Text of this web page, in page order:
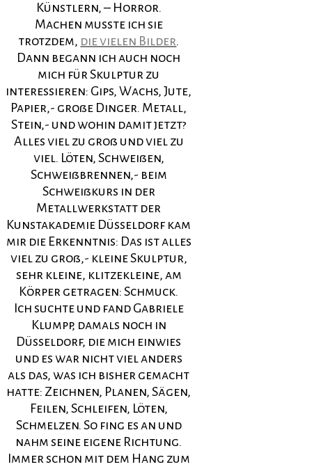
Künstlern, – Horror.
Machen musste ich sie
trotzdem, die vielen Bilder.
Dann begann ich auch noch
mich für Skulptur zu
interessieren: Gips, Wachs, Jute,
Papier,- große Dinger. Metall,
Stein,- und wohin damit jetzt?
Alles viel zu groß und viel zu
viel. Löten, Schweißen,
Schweißbrennen,- beim
Schweißkurs in der
Metallwerkstatt der
Kunstakademie Düsseldorf kam
mir die Erkenntnis: Das ist alles
viel zu groß,- kleine Skulptur,
sehr kleine, klitzekleine, am
Körper getragen: Schmuck.
Ich suchte und fand Gabriele
Klumpp, damals noch in
Düsseldorf, die mich einwies
und es war nicht viel anders
als das, was ich bisher gemacht
hatte: Zeichnen, Planen, Sägen,
Feilen, Schleifen, Löten,
Schmelzen. So fing es an und
nahm seine eigene Richtung.
Immer schon mit dem Hang zum